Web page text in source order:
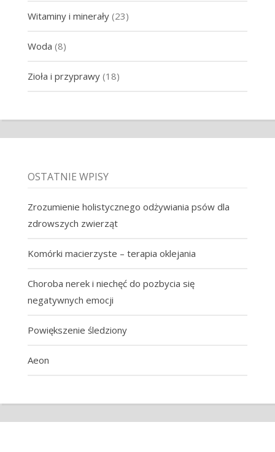
Witaminy i minerały(23)
Woda (8)
Zioła i przyprawy(18)
OSTATNIE WPISY
Zrozumienie holistycznego odżywiania psów dla
zdrowszych zwierząt
Komórki macierzyste – terapia oklejania
Choroba nerek i niechęć do pozbycia się
negatywnych emocji
Powiększenie śledziony
Aeon